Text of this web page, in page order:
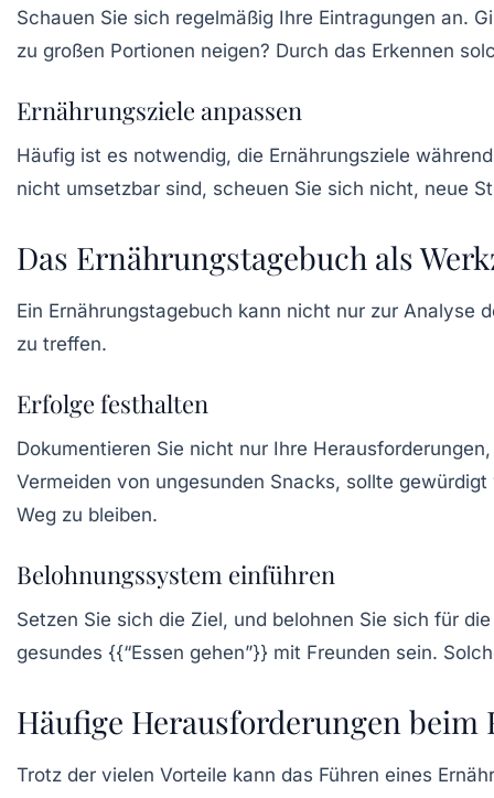
Schauen Sie sich regelmäßig Ihre Eintragungen an.
zu großen Portionen neigen? Durch das Erkennen
Ernährungsziele anpassen
Häufig ist es notwendig, die Ernährungsziele
nicht umsetzbar sind, scheuen Sie sich nicht, neue
Das Ernährungstagebuch als
Ein Ernährungstagebuch kann nicht nur zur
zu treffen.
Erfolge festhalten
Dokumentieren Sie nicht nur Ihre
Vermeiden von ungesunden Snacks, sollte
Weg zu bleiben.
Belohnungssystem einführen
Setzen Sie sich die Ziel, und belohnen Sie sich für
gesundes {{“Essen gehen”}} mit Freunden sein.
Häufige Herausforderungen
Trotz der vielen Vorteile kann das Führen eines